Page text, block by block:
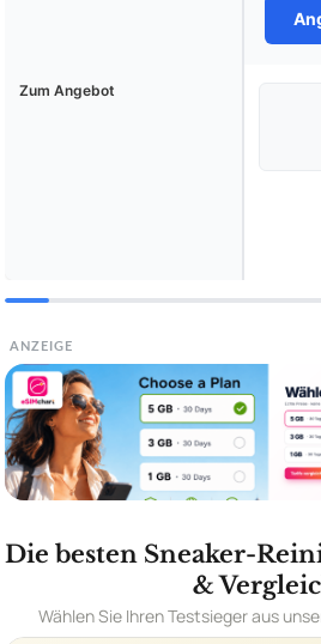
Zum Angebot
ANZEIGE
Die besten Sneaker-
&
Wählen Sie Ihren Testsieger aus